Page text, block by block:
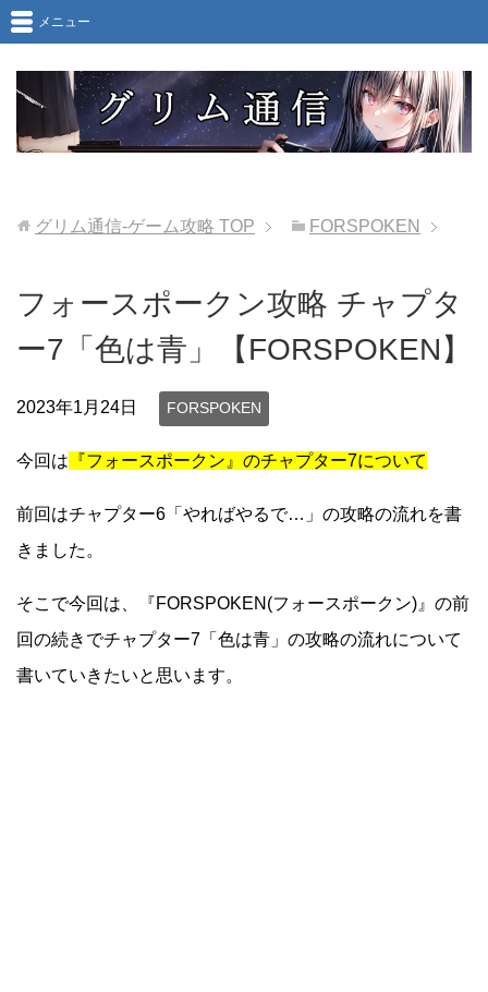
メニュー
グリム通信-ゲーム攻略 TOP FORSPOKEN
フォースポークン攻略 チャプタ
ー7「色は青」【FORSPOKEN】
2023年1月24日 FORSPOKEN
今回は 『フォースポークン』のチャプター7について
前回はチャプター6「やればやるで…」の攻略の流れを書
きました。
そこで今回は、『FORSPOKEN(フォースポークン)』の前
回の続きでチャプター7「色は青」の攻略の流れについて
書いていきたいと思います。